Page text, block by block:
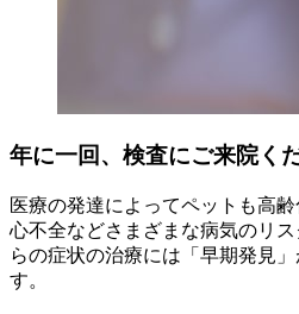
年に一回、検査にご来院く
医療の発達によってペットも高
心不全などさまざまな病気のリ
らの症状の治療には「早期発見
す。